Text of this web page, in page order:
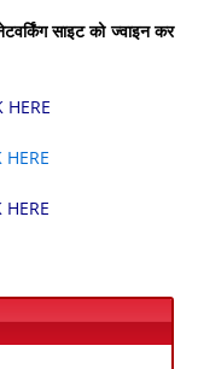
साइट को ज्वाइन कर
HERE
HERE
HERE